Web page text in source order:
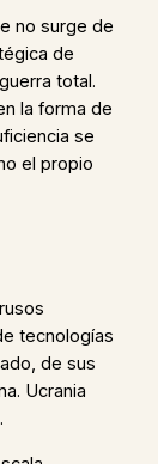
no surge de
de
total.
la forma de
se
el propio
tecnologías
de sus
Ucrania